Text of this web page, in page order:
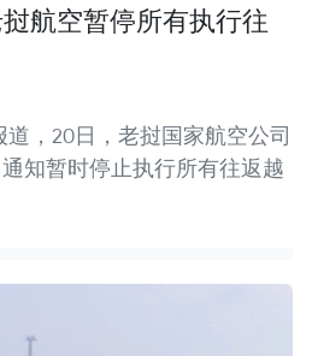
航空暂停所有执行往
，20日，老挝国家航空公司
通知暂时停止执行所有往返越